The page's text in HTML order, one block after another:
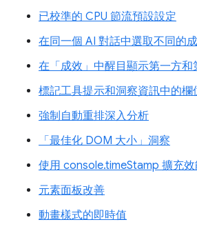
已校準的 CPU 節流預設設定
在同一個 AI 對話中選取不同的
在「成效」中醒目顯示第一方和
標記工具提示和洞察資訊中的欄
強制自動重排深入分析
「最佳化 DOM 大小」洞察
使用 console.timeStamp 擴充
元素面板改善
動畫樣式的即時值